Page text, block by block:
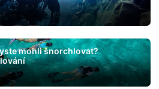
mohli šnorchlovat?